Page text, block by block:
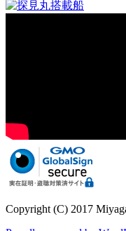
Copyright (C) 2017